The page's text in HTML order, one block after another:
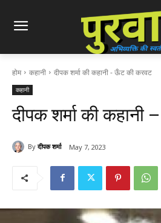
होम कहानी दीपक शर्मा की कहानी - ऊँट की करवट
कहानी
दीपक शर्मा की
By दीपक शर्मा May 7, 2023